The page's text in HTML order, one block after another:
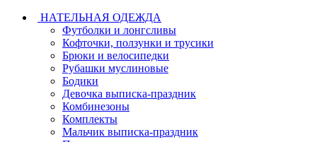
НАТЕЛЬНАЯ ОДЕЖДА
Футболки и лонгсливы
Кофточки, ползунки и трусики
Брюки и велосипедки
Рубашки муслиновые
Бодики
Девочка выписка-праздник
Комбинезоны
Комплекты
Мальчик выписка-праздник